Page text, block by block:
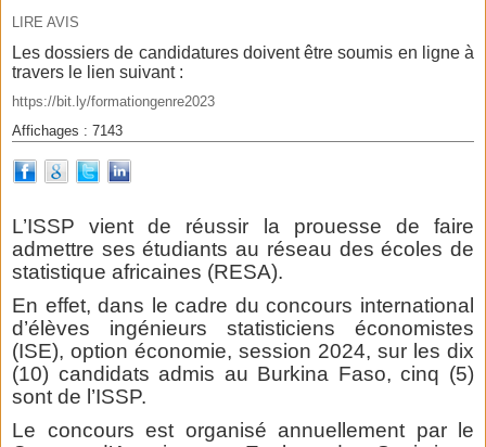
LIRE AVIS
Les dossiers de candidatures doivent être soumis en ligne à
travers le lien suivant :
https://bit.ly/formationgenre2023
Affichages : 7143
L’ISSP vient de réussir la prouesse de faire
admettre ses étudiants au réseau des écoles de
statistique africaines (RESA).
En effet, dans le cadre du concours international
d’élèves ingénieurs statisticiens économistes
(ISE), option économie, session 2024, sur les dix
(10) candidats admis au Burkina Faso, cinq (5)
sont de l’ISSP.
Le concours est organisé annuellement par le